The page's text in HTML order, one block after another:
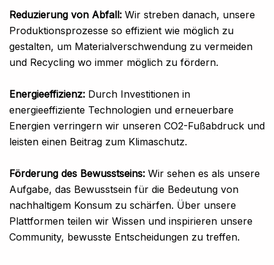
Reduzierung von Abfall: Wir streben danach, unsere
Produktionsprozesse so effizient wie möglich zu
gestalten, um Materialverschwendung zu vermeiden
und Recycling wo immer möglich zu fördern.
Energieeffizienz: Durch Investitionen in
energieeffiziente Technologien und erneuerbare
Energien verringern wir unseren CO2-Fußabdruck und
leisten einen Beitrag zum Klimaschutz.
Förderung des Bewusstseins: Wir sehen es als unsere
Aufgabe, das Bewusstsein für die Bedeutung von
nachhaltigem Konsum zu schärfen. Über unsere
Plattformen teilen wir Wissen und inspirieren unsere
Community, bewusste Entscheidungen zu treffen.